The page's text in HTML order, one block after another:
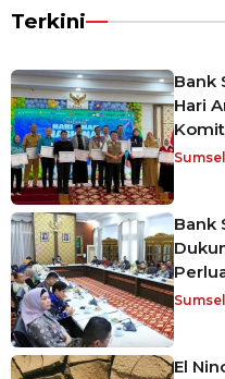
Terkini
Bank
Hari
Sumsel
Bank
Sumsel
El